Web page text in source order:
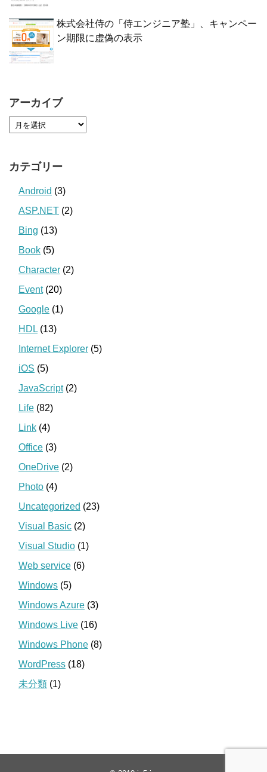
株式会社侍の「侍エンジニア塾」、キャンペー
ン期限に虚偽の表示
アーカイブ
カテゴリー
Android (3)
ASP.NET (2)
Bing (13)
Book (5)
Character (2)
Event(20)
Google (1)
HDL (13)
Internet Explorer (5)
iOS (5)
JavaScript(2)
Life (82)
Link (4)
Office (3)
OneDrive (2)
Photo (4)
Uncategorized (23)
Visual Basic (2)
Visual Studio (1)
Web service (6)
Windows (5)
Windows Azure (3)
Windows Live (16)
Windows Phone (8)
WordPress (18)
未分類 (1)